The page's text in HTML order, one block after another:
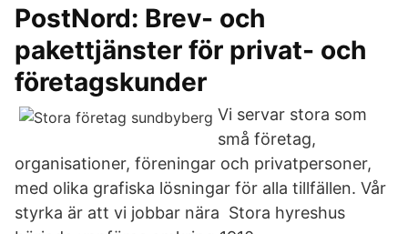
PostNord: Brev- och
pakettjänster för privat- och
företagskunder
Vi servar stora som
små företag,
organisationer, föreningar och privatpersoner,
med olika grafiska lösningar för alla tillfällen. Vår
styrka är att vi jobbar nära Stora hyreshus